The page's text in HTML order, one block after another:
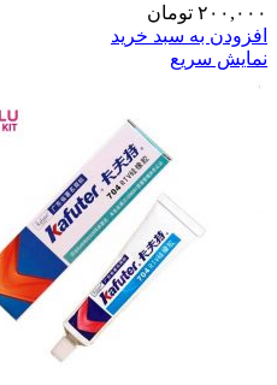
۲۰۰,۰۰۰ تومان
افزودن به سبد خرید
نمایش سریع